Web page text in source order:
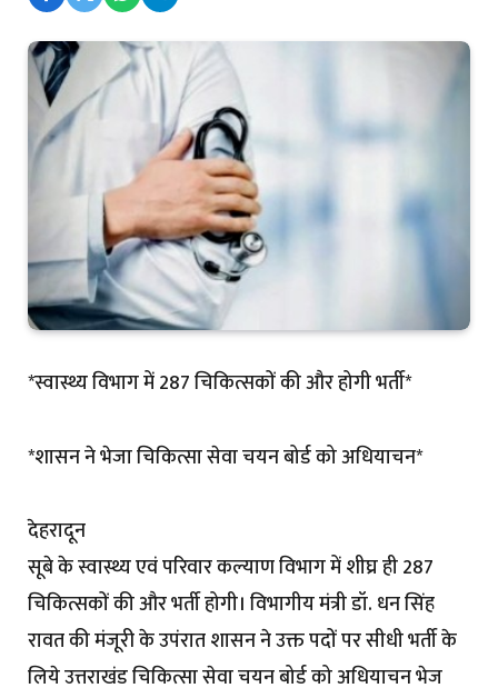
*स्वास्थ्य विभाग में 287 चिकित्सकों की और होगी भर्ती*
*शासन ने भेजा चिकित्सा सेवा चयन बोर्ड को अधियाचन*
देहरादून
सूबे के स्वास्थ्य एवं परिवार कल्याण विभाग में शीघ्र ही 287
चिकित्सकों की और भर्ती होगी। विभागीय मंत्री डॉ. धन सिंह
रावत की मंजूरी के उपंरात शासन ने उक्त पदों पर सीधी भर्ती के
लिये उत्तराखंड चिकित्सा सेवा चयन बोर्ड को अधियाचन भेज